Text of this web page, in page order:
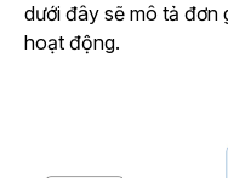
dưới đây sẽ mô tả đơn
hoạt động.